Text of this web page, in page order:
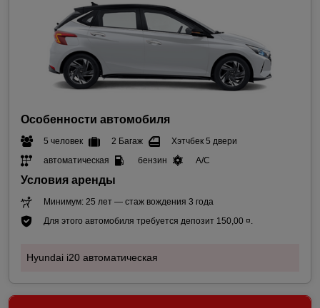
Особенности автомобиля
5 человек 2 Багаж
Хэтчбек 5 двери
автоматическая
бензин A/C
Условия аренды
Минимум: 25 лет — стаж вождения 3 года
Для этого автомобиля требуется депозит 150,00 ¤.
Hyundai i20 автоматическая